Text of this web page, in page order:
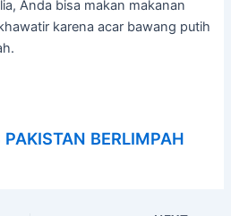
Anda bisa makan makanan
karena acar bawang putih
BERLIMPAH